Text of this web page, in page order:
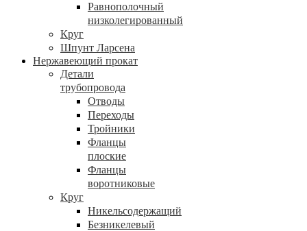
Равнополочный
низколегированный
Круг
Шпунт Ларсена
Нержавеющий прокат
Детали
трубопровода
Отводы
Переходы
Тройники
Фланцы
плоские
Фланцы
воротниковые
Круг
Никельсодержащий
Безникелевый